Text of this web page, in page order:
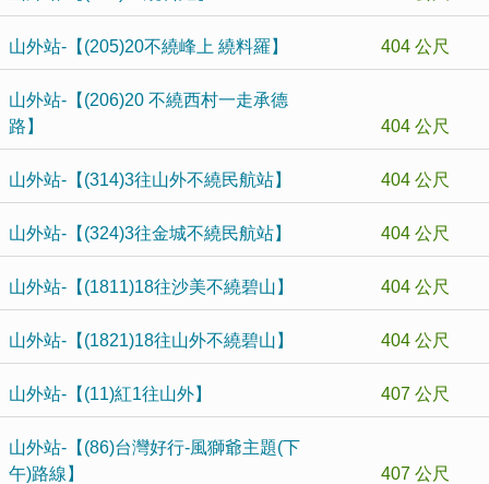
山外站-【(205)20不繞峰上 繞料羅】 404 公尺
山外站-【(206)20 不繞西村一走承德
路】
404 公尺
山外站-【(314)3往山外不繞民航站】 404 公尺
山外站-【(324)3往金城不繞民航站】 404 公尺
山外站-【(1811)18往沙美不繞碧山】 404 公尺
山外站-【(1821)18往山外不繞碧山】 404 公尺
山外站-【(11)紅1往山外】 407 公尺
山外站-【(86)台灣好行-風獅爺主題(下
午)路線】
407 公尺